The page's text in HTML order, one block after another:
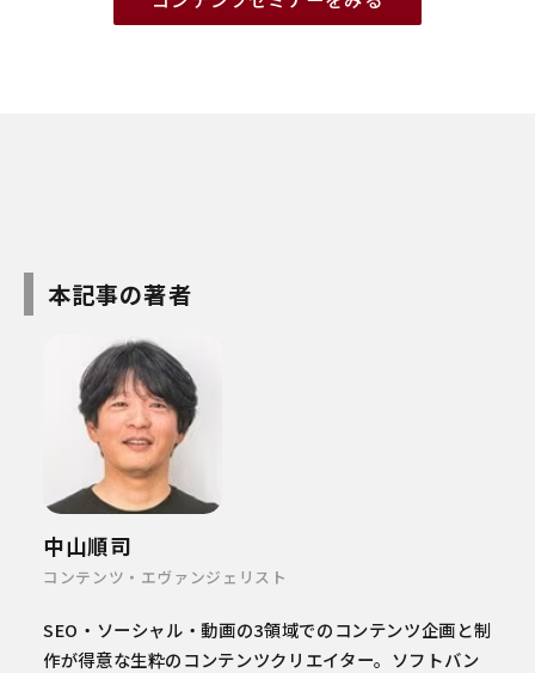
本記事の著者
中山順司
コンテンツ・エヴァンジェリスト
SEO・ソーシャル・動画の3領域でのコンテンツ企画と制
作が得意な生粋のコンテンツクリエイター。ソフトバン